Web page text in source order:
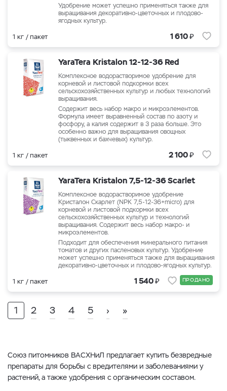
Удобрение может успешно применяться также для
выращивания декоративно-цветочных и плодово-
ягодных культур.
1 кг / пакет 1 610₽
YaraTera Kristalon 12-12-36 Red
Комплексное водорастворимое удобрение для
корневой и листовой подкормки всех
сельскохозяйственных культур и любых технологий
выращивания.
Содержит весь набор макро и микроэлементов.
Формула имеет выравненный состав по азоту и
фосфору, а калия содержит в 3 раза больше. Это
особенно важно для выращивания овощных
(тыквенных и бахчевых) культур.
1 кг / пакет 2 100₽
YaraTera Kristalon 7,5-12-36 Scarlet
Комплексное водорастворимое удобрение
Кристалон Скарлет (NPK 7,5-12-36+micro) для
корневой и листовой подкормки всех
сельскохозяйственных культур и технологий
выращивания. Содержит весь набор макро- и
микроэлементов.
Подходит для обеспечения минерального питания
томатов и других пасленовых культур. Удобрение
может успешно применяться также для выращивания
декоративно-цветочных и плодово-ягодных культур.
1 кг / пакет 1 540₽ ПРОДАНО
1 2 3 4 5 › »
Союз питомников ВАСХНиЛ предлагает купить безвредные
препараты для борьбы с вредителями и заболеваниями у
растений, а также удобрения с органическим составом.